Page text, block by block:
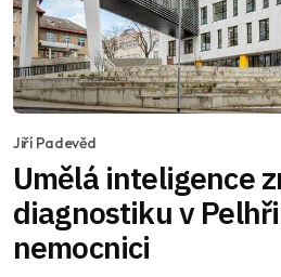
Jiří Padevěd
Umělá inteligence
diagnostiku v
nemocnici